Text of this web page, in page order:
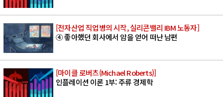
[전자산업 직업병의 시작, 실리콘밸리 IBM 노동자]
④ 좋아했던 회사에서 암을 얻어 떠난 남편
[마이클 로버츠(Michael Roberts)]
인플레이션 이론 1부: 주류 경제학